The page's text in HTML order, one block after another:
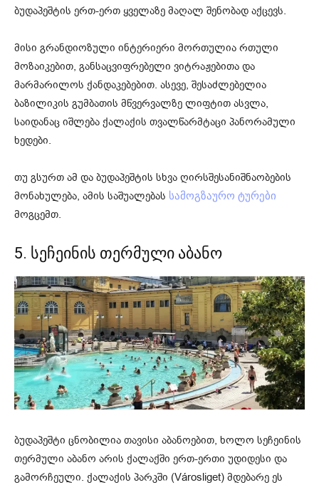
ბუდაპეშტის ერთ-ერთ ყველაზე მაღალ შენობად აქცევს.
მისი გრანდიოზული ინტერიერი მორთულია რთული
მოზაიკებით, განსაცვიფრებელი ვიტრაჟებითა და
მარმარილოს ქანდაკებებით. ასევე, შესაძლებელია
ბაზილიკის გუმბათის მწვერვალზე ლიფტით ასვლა,
საიდანაც იშლება ქალაქის თვალწარმტაცი პანორამული
ხედები.
თუ გსურთ ამ და ბუდაპეშტის სხვა ღირსშესანიშნაობების
მონახულება, ამის საშუალებას სამოგზაურო ტურები
მოგცემთ.
5. სეჩეინის თერმული აბანო
ბუდაპეშტი ცნობილია თავისი აბანოებით, ხოლო სეჩეინის
თერმული აბანო არის ქალაქში ერთ-ერთი უდიდესი და
გამორჩეული. ქალაქის პარკში (Városliget) მდებარე ეს